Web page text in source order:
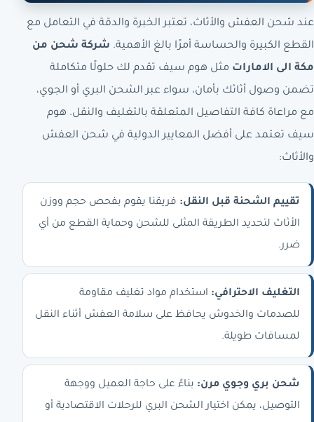
عند شحن العفش والأثاث، تعتبر الخبرة والدقة في التعامل مع
القطع الكبيرة والحساسة أمرًا بالغ الأهمية. شركة شحن من
مكة الى الامارات مثل هوم سيف تقدم لك حلولًا متكاملة
تضمن وصول أثاثك بأمان، سواء عبر الشحن البري أو الجوي،
مع مراعاة كافة التفاصيل المتعلقة بالتغليف والنقل. هوم
سيف تعتمد على أفضل المعايير الدولية في شحن العفش
والأثاث:
تقييم الشحنة قبل النقل: فريقنا يقوم بفحص حجم ووزن
الأثاث لتحديد الطريقة المثلى للشحن وحماية القطع من أي
ضرر.
التغليف الاحترافي: استخدام مواد تغليف مقاومة
للصدمات والخدوش يحافظ على سلامة العفش أثناء النقل
لمسافات طويلة.
شحن بري وجوي مرن: بناءً على حاجة العميل ووجهة
التوصيل، يمكن اختيار الشحن البري للرحلات الاقتصادية أو